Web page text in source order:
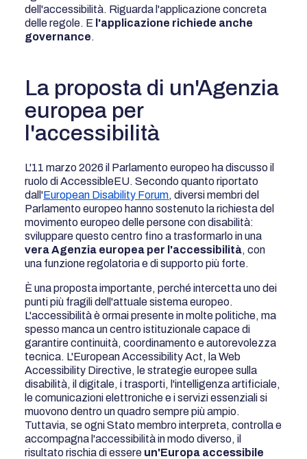
dell'accessibilità. Riguarda l'applicazione concreta
delle regole. E l'applicazione richiede anche
governance.
La proposta di un'Agenzia
europea per
l'accessibilità
L'11 marzo 2026 il Parlamento europeo ha discusso il
ruolo di AccessibleEU. Secondo quanto riportato
dall'European Disability Forum, diversi membri del
Parlamento europeo hanno sostenuto la richiesta del
movimento europeo delle persone con disabilità:
sviluppare questo centro fino a trasformarlo in una
vera Agenzia europea per l'accessibilità, con
una funzione regolatoria e di supporto più forte.
È una proposta importante, perché intercetta uno dei
punti più fragili dell'attuale sistema europeo.
L'accessibilità è ormai presente in molte politiche, ma
spesso manca un centro istituzionale capace di
garantire continuità, coordinamento e autorevolezza
tecnica. L'European Accessibility Act, la Web
Accessibility Directive, le strategie europee sulla
disabilità, il digitale, i trasporti, l'intelligenza artificiale,
le comunicazioni elettroniche e i servizi essenziali si
muovono dentro un quadro sempre più ampio.
Tuttavia, se ogni Stato membro interpreta, controlla e
accompagna l'accessibilità in modo diverso, il
risultato rischia di essere un'Europa accessibile